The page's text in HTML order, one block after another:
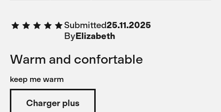
Submitted25.11.2025
ByElizabeth
Warm and confortable
keep me warm
Charger plus